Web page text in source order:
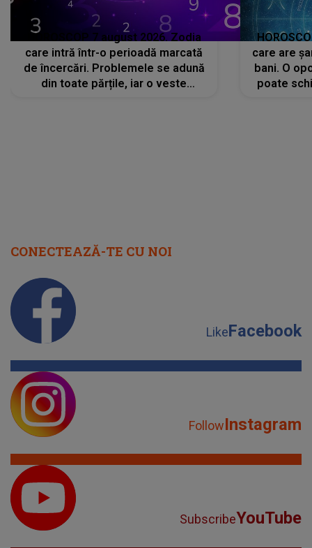
HOROSCOP 7 august 2026. Zodia
care intră într-o perioadă marcată
de încercări. Problemele se adună
din toate părțile, iar o veste
care are
bani. O
poate
CONECTEAZĂ-TE CU NOI
LikeFacebook
FollowInstagram
SubscribeYouTube